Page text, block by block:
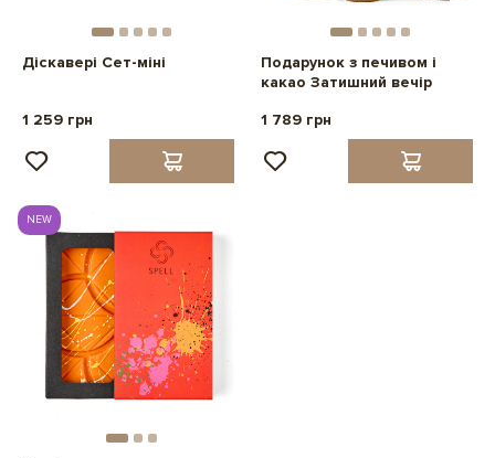
Діскавері Сет-міні
1 259 грн
Подарунок з печивом і
какао Затишний вечір
1 789 грн
NEW